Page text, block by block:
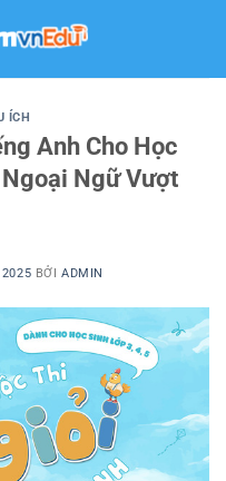
ÍCH
Anh Cho Học
Ngữ Vượt
BỞI ADMIN